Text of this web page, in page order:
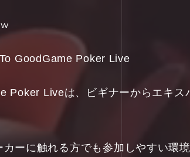
GoodGame Poker Live
Poker Liveは、ビギナーからエキ
カーに触れる方でも参加しやすい環